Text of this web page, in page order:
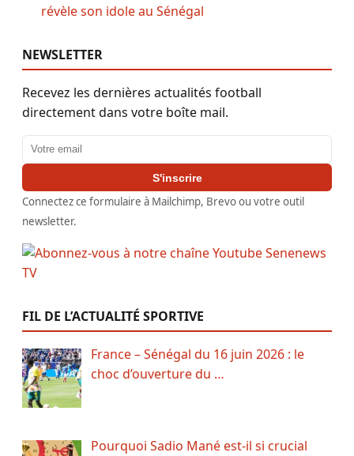
révèle son idole au Sénégal
NEWSLETTER
Recevez les dernières actualités football
directement dans votre boîte mail.
Adresse email
S'inscrire
Connectez ce formulaire à Mailchimp, Brevo ou votre outil
newsletter.
FIL DE L’ACTUALITÉ SPORTIVE
France – Sénégal du 16 juin 2026 : le
choc d’ouverture du …
Pourquoi Sadio Mané est-il si crucial